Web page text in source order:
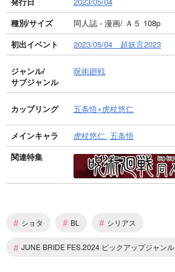
種別/サイズ
同人誌 - 漫画/ Ａ５ 108p
初出イベント
2023/05/04 超妖言2023
ジャンル/
サブジャンル
呪術廻戦
カップリング 五条悟×虎杖悠仁
メインキャラ 虎杖悠仁 五条悟
関連特集
# ショタ # BL # シリアス
# JUNE BRIDE FES.2024 ピックアップジャン